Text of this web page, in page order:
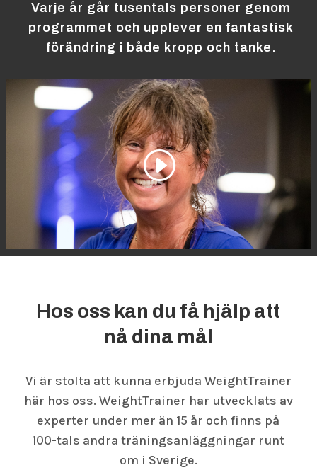
Varje år går tusentals personer genom
programmet och upplever en fantastisk
förändring i både kropp och tanke.
Hos oss kan du få hjälp att
nå dina mål
Vi är stolta att kunna erbjuda WeightTrainer
här hos oss. WeightTrainer har utvecklats av
experter under mer än 15 år och finns på
100-tals andra träningsanläggningar runt
om i Sverige.